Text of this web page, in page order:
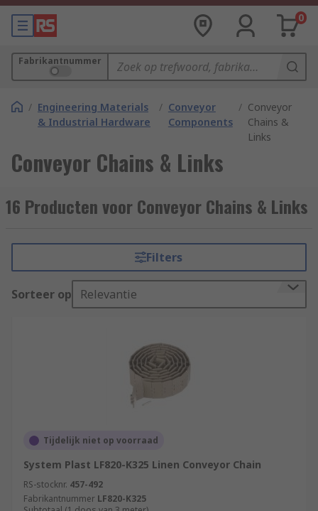
0
Fabrikantnummer
/ Engineering Materials
& Industrial Hardware
/ Conveyor
Components
/ Conveyor
Chains &
Links
Conveyor Chains & Links
16 Producten voor Conveyor Chains & Links
Filters
Sorteer op Relevantie
Tijdelijk niet op voorraad
System Plast LF820-K325 Linen Conveyor Chain
RS-stocknr. 457-492
Fabrikantnummer LF820-K325